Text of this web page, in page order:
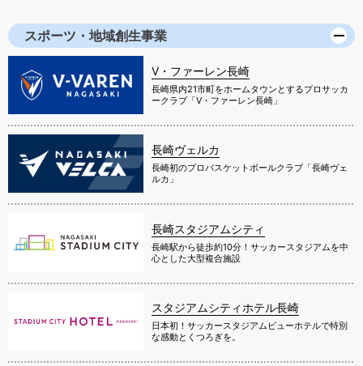
スポーツ・地域創生事業
V・ファーレン長崎
長崎県内21市町をホームタウンとするプロサッカ
ークラブ「V・ファーレン長崎」
長崎ヴェルカ
長崎初のプロバスケットボールクラブ「長崎ヴェ
ルカ」
長崎スタジアムシティ
長崎駅から徒歩約10分！サッカースタジアムを中
心とした大型複合施設
スタジアムシティホテル長崎
日本初！サッカースタジアムビューホテルで特別
な感動とくつろぎを。